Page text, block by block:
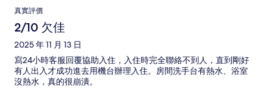
真實評價
2/10 欠佳
2025 年 11 月 13 日
寫24小時客服回覆協助入住，入住時完全聯絡不到人，直到剛好
有人出入才成功進去用機台辦理入住。房間洗手台有熱水、浴室
沒熱水，真的很崩潰。